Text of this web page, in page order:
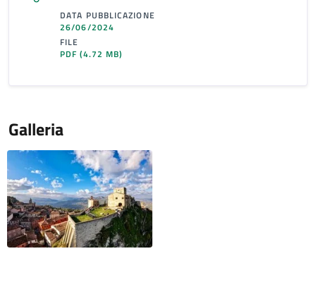
DATA PUBBLICAZIONE
26/06/2024
FILE
PDF(4.72 MB)
Galleria